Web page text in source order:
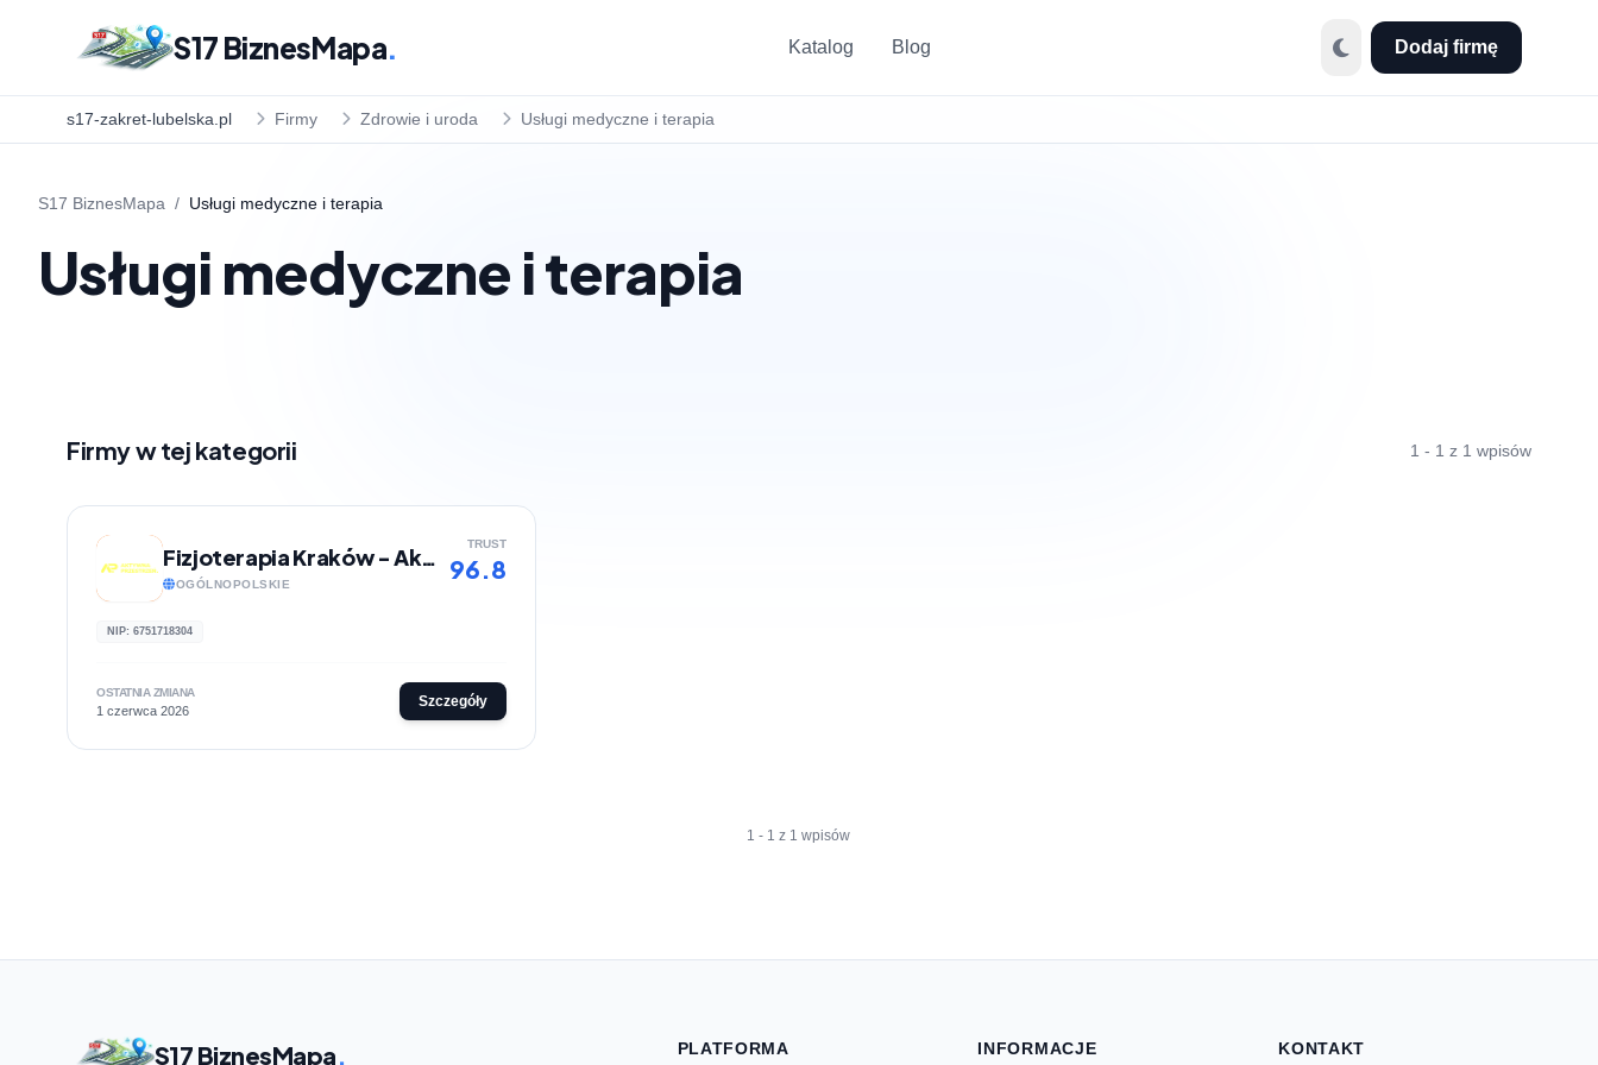
S17 BiznesMapa. Katalog Blog Dodaj firmę
s17-zakret-lubelska.pl Firmy Zdrowie i uroda Usługi medyczne i terapia
S17 BiznesMapa / Usługi medyczne i terapia
Usługi medyczne i terapia
Firmy w tej kategorii 1 - 1 z 1 wpisów
Fizjoterapia Kraków - Aktywna Przestrzeń
OGÓLNOPOLSKIE
TRUST
96.8
NIP: 6751718304
OSTATNIA ZMIANA
1 czerwca 2026
Szczegóły
1 - 1 z 1 wpisów
S17 BiznesMapa. PLATFORMA INFORMACJE KONTAKT